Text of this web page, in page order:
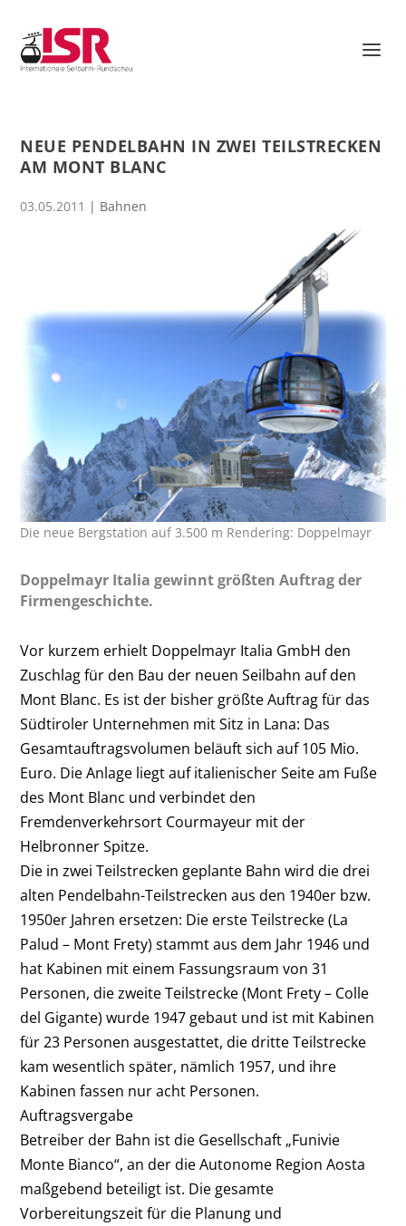
NEUE PENDELBAHN IN ZWEI TEILSTRECKEN
AM MONT BLANC
03.05.2011 | Bahnen
Die neue Bergstation auf 3.500 m Rendering: Doppelmayr
Doppelmayr Italia gewinnt größten Auftrag der
Firmengeschichte.
Vor kurzem erhielt Doppelmayr Italia GmbH den
Zuschlag für den Bau der neuen Seilbahn auf den
Mont Blanc. Es ist der bisher größte Auftrag für das
Südtiroler Unternehmen mit Sitz in Lana: Das
Gesamtauftragsvolumen beläuft sich auf 105 Mio.
Euro. Die Anlage liegt auf italienischer Seite am Fuße
des Mont Blanc und verbindet den
Fremdenverkehrsort Courmayeur mit der
Helbronner Spitze.
Die in zwei Teilstrecken geplante Bahn wird die drei
alten Pendelbahn-Teilstrecken aus den 1940er bzw.
1950er Jahren ersetzen: Die erste Teilstrecke (La
Palud – Mont Frety) stammt aus dem Jahr 1946 und
hat Kabinen mit einem Fassungsraum von 31
Personen, die zweite Teilstrecke (Mont Frety – Colle
del Gigante) wurde 1947 gebaut und ist mit Kabinen
für 23 Personen ausgestattet, die dritte Teilstrecke
kam wesentlich später, nämlich 1957, und ihre
Kabinen fassen nur acht Personen.
Auftragsvergabe
Betreiber der Bahn ist die Gesellschaft „Funivie
Monte Bianco“, an der die Autonome Region Aosta
maßgebend beteiligt ist. Die gesamte
Vorbereitungszeit für die Planung und